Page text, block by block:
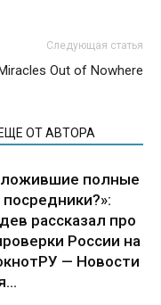
Следующая статья
Out of Nowhere
ЕЩЕ ОТ АВТОРА
полные
рассказал про
России на
— Новости